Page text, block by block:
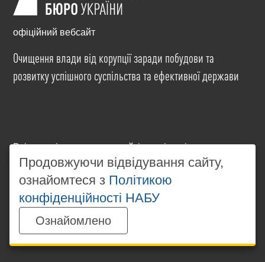
офіційний вебсайт
Очищення влади від корупції заради побудови та
розвитку успішного суспільства та ефективної держави
Всі матеріали на цьому сайті розміщені на умовах
ліцензіїCreative Commons Attribution-NonCommercial-
NoDerivatives 4.0 International. Використання будь-
яких матеріалів, розміщених на сайті, дозволяється
за умови посилання наwww.nabu.gov.ua
незалежності від повного або часткового
використання матеріалів.
Продовжуючи відвідування сайту,
ознайомтеся з Політикою
конфіденційності НАБУ
Ознайомлено